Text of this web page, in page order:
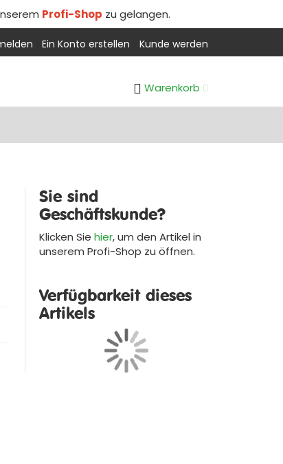
Profi-Shop zu gelangen.
Kunde werden
Ein Konto erstellen
Warenkorb
Sie sind
Geschäftskunde?
Klicken Siehier, um den Artikel in
unseremProfi-Shop zu öffnen.
Verfügbarkeit dieses
Artikels